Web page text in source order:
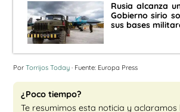
Rusia alcanza
Gobierno sirio
sus bases
Por Torrijos Today · Fuente: Europa Press
¿Poco tiempo?
Te resumimos esta noticia y aclaramos